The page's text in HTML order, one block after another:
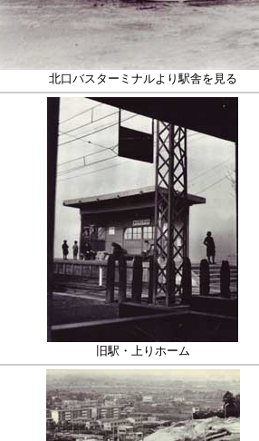
北口バスターミナルより駅舎を見る
旧駅・上りホーム